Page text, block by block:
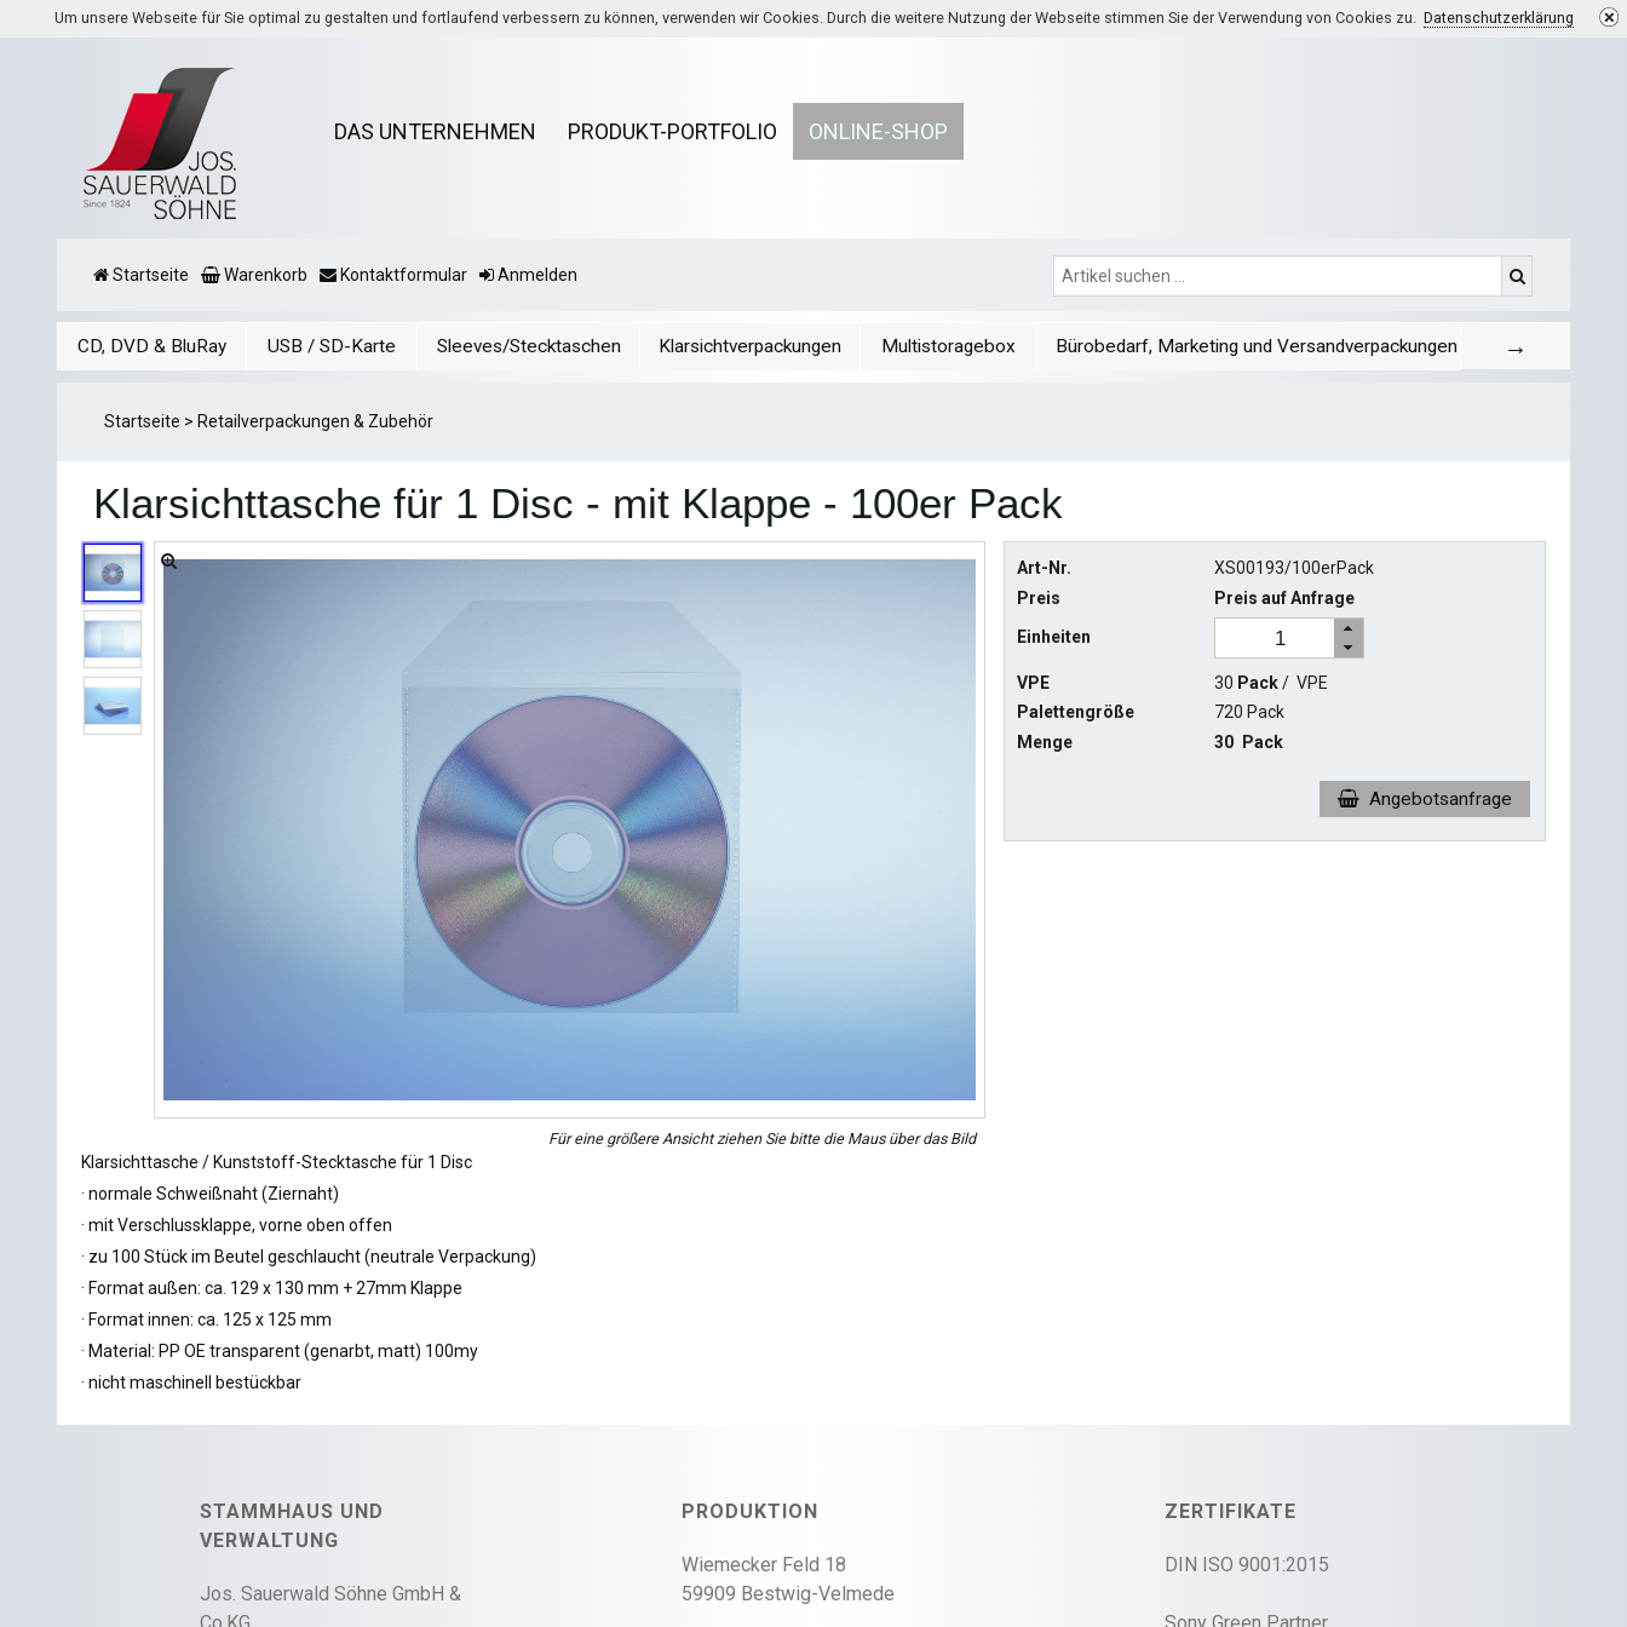
Um unsere Webseite für Sie optimal zu gestalten und fortlaufend verbessern zu können, verwenden wir Cookies. Durch die weitere Nutzung der Webseite stimmen Sie der Verwendung von Cookies zu. Datenschutzerklärung
DAS UNTERNEHMEN PRODUKT-PORTFOLIO ONLINE-SHOP
Startseite Warenkorb Kontaktformular Anmelden
CD, DVD & BluRay USB / SD-Karte Sleeves/Stecktaschen Klarsichtverpackungen Multistoragebox Bürobedarf, Marketing und Versandverpackungen →
Startseite > Retailverpackungen & Zubehör
Klarsichttasche für 1 Disc - mit Klappe - 100er Pack
Für eine größere Ansicht ziehen Sie bitte die Maus über das Bild
Art-Nr.
XS00193/100erPack
Preis
Preis auf Anfrage
Einheiten
VPE 30 Pack/ VPE
Palettengröße
720 Pack
Menge
30 Pack
Angebotsanfrage
Klarsichttasche / Kunststoff-Stecktasche für 1 Disc
· normale Schweißnaht (Ziernaht)
· mit Verschlussklappe, vorne oben offen
· zu 100 Stück im Beutel geschlaucht (neutrale Verpackung)
· Format außen: ca. 129 x 130 mm + 27mm Klappe
· Format innen: ca. 125 x 125 mm
· Material: PP OE transparent (genarbt, matt) 100my
· nicht maschinell bestückbar
STAMMHAUS UND
VERWALTUNG
Jos. Sauerwald Söhne GmbH &
PRODUKTION
Wiemecker Feld 18
59909 Bestwig-Velmede
ZERTIFIKATE
DIN ISO 9001:2015